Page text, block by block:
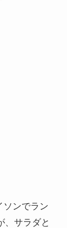
ソンでラン
、サラダと